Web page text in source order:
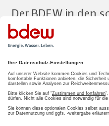
Der BDEW in den
Zum